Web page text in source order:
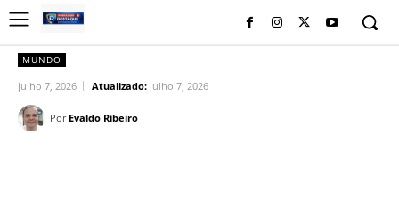
MUNDO
julho 7, 2026 Atualizado: julho 7, 2026
Por Evaldo Ribeiro